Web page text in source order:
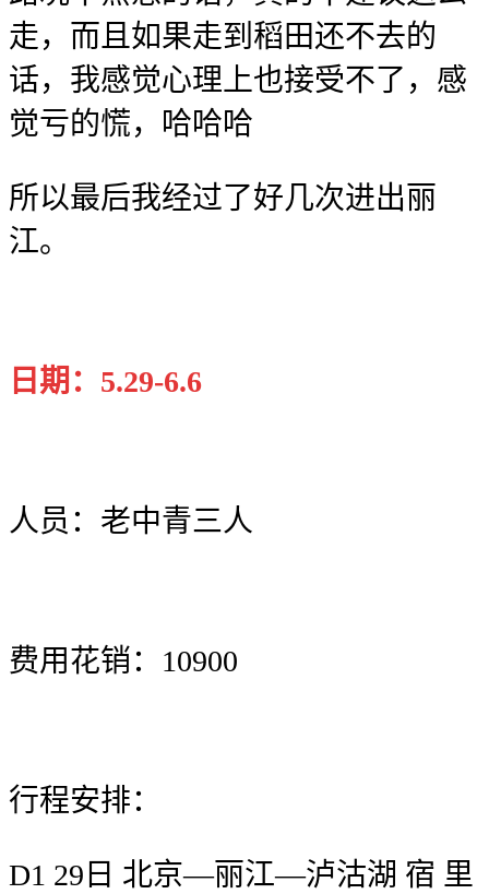
走，而且如果走到稻田还不去的
话，我感觉心理上也接受不了，感
觉亏的慌，哈哈哈
所以最后我经过了好几次进出丽
江。
日期：5.29-6.6
人员：老中青三人
费用花销：10900
行程安排：
D1 29日 北京—丽江—泸沽湖 宿 里